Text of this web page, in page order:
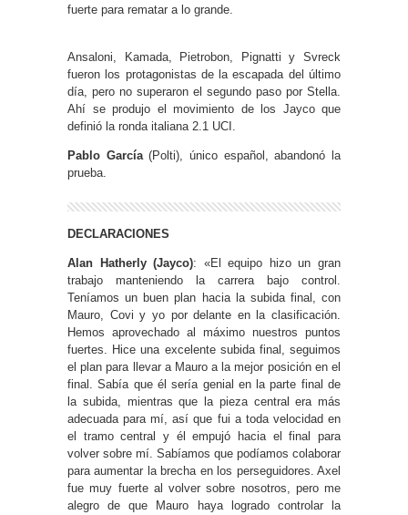
fuerte para rematar a lo grande.
Ansaloni, Kamada, Pietrobon, Pignatti y Svreck
fueron los protagonistas de la escapada del último
día, pero no superaron el segundo paso por Stella.
Ahí se produjo el movimiento de los Jayco que
definió la ronda italiana 2.1 UCI.
Pablo García(Polti), único español, abandonó la
prueba.
DECLARACIONES
Alan Hatherly (Jayco): «El equipo hizo un gran
trabajo manteniendo la carrera bajo control.
Teníamos un buen plan hacia la subida final, con
Mauro, Covi y yo por delante en la clasificación.
Hemos aprovechado al máximo nuestros puntos
fuertes. Hice una excelente subida final, seguimos
el plan para llevar a Mauro a la mejor posición en el
final. Sabía que él sería genial en la parte final de
la subida, mientras que la pieza central era más
adecuada para mí, así que fui a toda velocidad en
el tramo central y él empujó hacia el final para
volver sobre mí. Sabíamos que podíamos colaborar
para aumentar la brecha en los perseguidores. Axel
fue muy fuerte al volver sobre nosotros, pero me
alegro de que Mauro haya logrado controlar la